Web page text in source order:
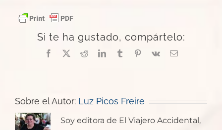
Si te ha gustado, compártelo:
Facebook
X RedditLinkedInTumblrPinterest
Vk
Correo
Sobre el Autor: Luz Picos Freire
Soy editora de El Viajero Accidental,